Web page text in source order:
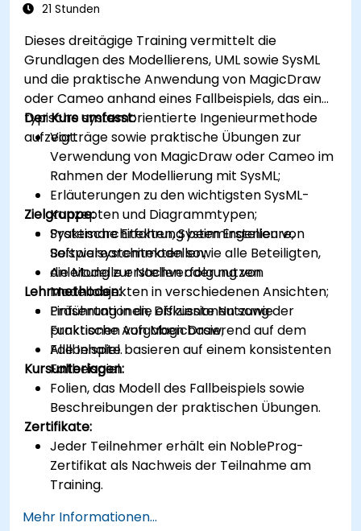
21 Stunden
Dieses dreitägige Training vermittelt die
Grundlagen des Modellierens, UML sowie SysML
und die praktische Anwendung von MagicDraw
oder Cameo anhand eines Fallbeispiels, das eine
typische systemorientierte Ingenieurmethode
aufzeigt.
Der Kurs umfasst:
Vorträge sowie praktische Übungen zur
Verwendung von MagicDraw oder Cameo im
Rahmen der Modellierung mit SysML;
Erläuterungen zu den wichtigsten SysML-
Konzepten und Diagrammtypen;
Praktische Erfahrung beim Erstellen von
Beispielsystemmodellen;
Anleitung zur Nachverfolgung von
Modellobjekten in verschiedenen Ansichten;
Einführung in die effiziente Nutzung der
Funktionen von MagicDraw;
Alle Inhalte basieren auf einem konsistenten
Fallbeispiel.
Zielgruppe:
Systemarchitekten, Systemingenieure,
Softwarearchitekten sowie alle Beteiligten,
die Modelle erstellen oder nutzen.
Lehrmethoden:
Präsentationen, Diskussionen sowie
praktische Aufgaben basierend auf dem
Fallbeispiel.
Kursunterlagen:
Folien, das Modell des Fallbeispiels sowie
Beschreibungen der praktischen Übungen.
Zertifikate:
Jeder Teilnehmer erhält ein NobleProg-
Zertifikat als Nachweis der Teilnahme am
Training.
Mehr Informationen...